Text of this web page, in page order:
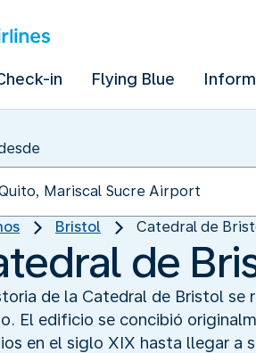
in Flying Blue
Bristol Catedral de
de
de la Catedral de Bristol
El edificio se concibió
en el siglo XIX hasta llegar a